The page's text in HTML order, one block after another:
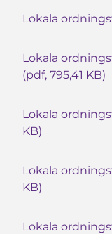
Lokala
Lokala
(pdf, 795,41 KB)
Lokala
KB)
Lokala
KB)
Lokala